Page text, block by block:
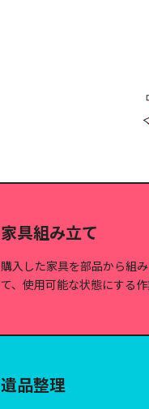
家具組み立て
購入した家具を部品から組
て、使用可能な状態にする
遺品整理